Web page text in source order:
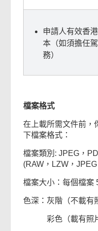
申請人有效香
本（如須擔任
務）
檔案格式
在上載所需文件前，
下檔案格式：
檔案類別: JPEG，
(RAW，LZW，
檔案大小：每個檔案
色深：灰階（不載有
彩色（載有照片